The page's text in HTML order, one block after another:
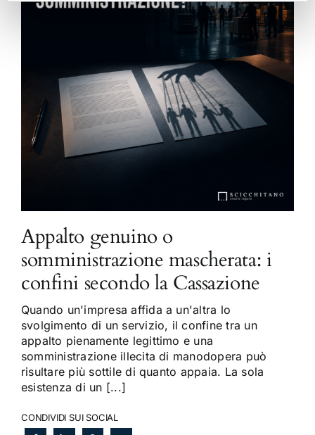
Appalto genuino o
somministrazione mascherata: i
confini secondo la Cassazione
Quando un'impresa affida a un'altra lo
svolgimento di un servizio, il confine tra un
appalto pienamente legittimo e una
somministrazione illecita di manodopera può
risultare più sottile di quanto appaia. La sola
esistenza di un [...]
CONDIVIDI SUI SOCIAL